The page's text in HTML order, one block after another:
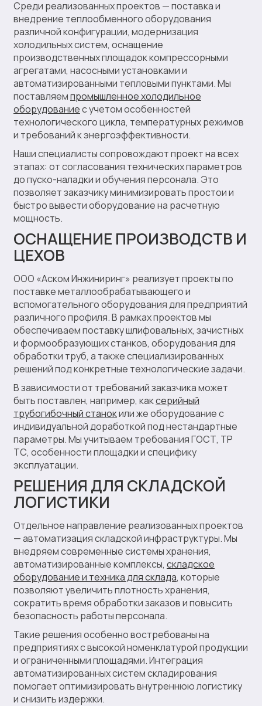
Среди реализованных проектов — поставка и
внедрение теплообменного оборудования
различной конфигурации, модернизация
холодильных систем, оснащение
производственных площадок компрессорными
агрегатами, насосными установками и
автоматизированными тепловыми пунктами. Мы
поставляемпромышленное холодильное
оборудованиес учетом особенностей
технологического цикла, температурных режимов
и требований к энергоэффективности.
Наши специалисты сопровождают проект на всех
этапах: от согласования технических параметров
до пуско-наладки и обучения персонала. Это
позволяет заказчику минимизировать простои и
быстро вывести оборудование на расчетную
мощность.
ОСНАЩЕНИЕ ПРОИЗВОДСТВ И
ЦЕХОВ
ООО «Аском Инжиниринг» реализует проекты по
поставке металлообрабатывающего и
вспомогательного оборудования для предприятий
различного профиля. В рамках проектов мы
обеспечиваем поставку шлифовальных, зачистных
и формообразующих станков, оборудования для
обработки труб, а также специализированных
решений под конкретные технологические задачи.
В зависимости от требований заказчика может
быть поставлен, например, каксерийный
трубогибочный станокили же оборудование с
индивидуальной доработкой под нестандартные
параметры. Мы учитываем требования ГОСТ, ТР
ТС, особенности площадки и специфику
эксплуатации.
РЕШЕНИЯ ДЛЯ СКЛАДСКОЙ
ЛОГИСТИКИ
Отдельное направление реализованных проектов
— автоматизация складской инфраструктуры. Мы
внедряем современные системы хранения,
автоматизированные комплексы, складское
оборудование и техника для склада, которые
позволяют увеличить плотность хранения,
сократить время обработки заказов и повысить
безопасность работы персонала.
Такие решения особенно востребованы на
предприятиях с высокой номенклатурой продукции
и ограниченными площадями. Интеграция
автоматизированных систем складирования
помогает оптимизировать внутреннюю логистику
и снизить издержки.